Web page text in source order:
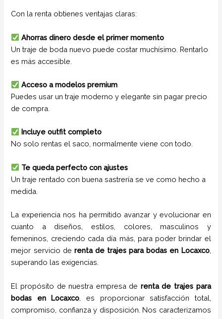
Con la renta obtienes ventajas claras:
Ahorras dinero desde el primer momento
Un traje de boda nuevo puede costar muchísimo. Rentarlo
es más accesible.
Acceso a modelos premium
Puedes usar un traje moderno y elegante sin pagar precio
de compra.
Incluye outfit completo
No solo rentas el saco, normalmente viene con todo.
Te queda perfecto con ajustes
Un traje rentado con buena sastrería se ve como hecho a
medida.
La experiencia nos ha permitido avanzar y evolucionar en
cuanto a diseños, estilos, colores, masculinos y
femeninos, creciendo cada día más, para poder brindar el
mejor servicio de renta de trajes para bodas en Locaxco,
superando las exigencias.
El propósito de nuestra empresa de renta de trajes para
bodas
enLocaxco , es proporcionar satisfacción total,
compromiso, confianza y disposición. Nos caracterizamos